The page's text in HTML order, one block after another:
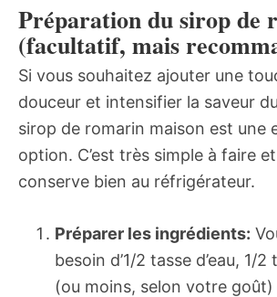
Préparation du sirop de
(facultatif, mais
Si vous souhaitez ajouter une
douceur et intensifier la saveur
sirop de romarin maison est une
option. C’est très simple à faire
conserve bien au réfrigérateur.
Préparer les ingrédients:
besoin d’1/2 tasse d’eau, 1/
(ou moins, selon votre